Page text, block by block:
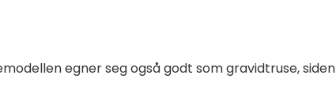
egner seg også godt som gravidtruse, siden